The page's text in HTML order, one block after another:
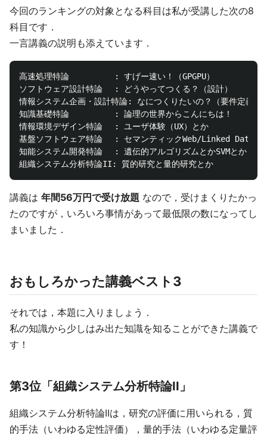
今回のランキングの対象となる科目は私が受講した次の8
科目です．
一言講義の説明も添えています．
高速処理特論			: すげー速い！（GPGPU）
ソフトウェア設計特論	: どうやってつくる？（設計）
情報システム企画・設計特論: なにつくりたいの？（要件定義）
知識基礎特論			: 論理の世界からこんにちは！
情報環境デザイン特論	: ユーザ体験（UX）とか
基盤ソフトウェア特論	: セマンティックWeb/Linked Data とか
知能システム開発特論	: 遺伝的アルゴリズムとかSVMとか
講義は 年間56万円で受け放題 なので，受けまくりたかっ
たのですが，いろいろ事情があって最低限の数になってし
まいました．
おもしろかった講義ベスト3
それでは，本題に入りましょう．
私の知識から少しはみ出た知識を知ることができた講義で
す！
第3位「組織システム分析特論II」
組織システム分析特論IIは，研究の評価に用いられる，質
的手法（いわゆる定性評価），量的手法（いわゆる定量評